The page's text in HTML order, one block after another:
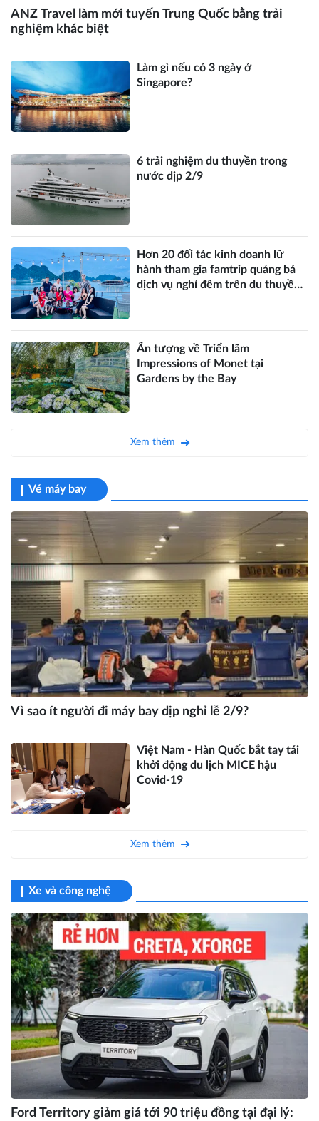
ANZ Travel làm mới tuyến Trung Quốc bằng trải
nghiệm khác biệt
Làm gì nếu có 3 ngày ở
Singapore?
6 trải nghiệm du thuyền trong
nước dịp 2/9
Hơn 20 đối tác kinh doanh lữ
hành tham gia famtrip quảng bá
dịch vụ nghỉ đêm trên du thuyền
Ấn tượng về Triển lãm
Impressions of Monet tại
Gardens by the Bay
Xem thêm
Vé máy bay
Vì sao ít người đi máy bay dịp nghỉ lễ 2/9?
Việt Nam - Hàn Quốc bắt tay tái
khởi động du lịch MICE hậu
Covid-19
Xem thêm
Xe và công nghệ
Ford Territory giảm giá tới 90 triệu đồng tại đại lý: